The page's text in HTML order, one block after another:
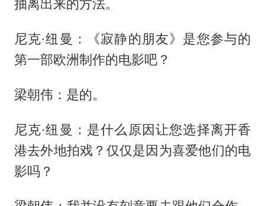
抽离出来的方法。
尼克·纽曼：《寂静的朋友》是您参与的
第一部欧洲制作的电影吧？
梁朝伟：是的。
尼克·纽曼：是什么原因让您选择离开香
港去外地拍戏？仅仅是因为喜爱他们的电
影吗？